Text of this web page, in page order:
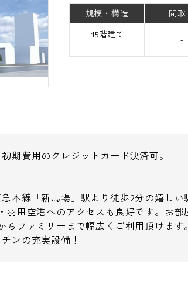
規模・構造 間取
15階建て
-
-
期費用のクレジットカード決済可。
本線「新馬場」駅より徒歩2分の嬉しい
羽田空港へのアクセスも良好です。お部
らファミリーまで幅広くご利用頂けま
ンの充実設備！